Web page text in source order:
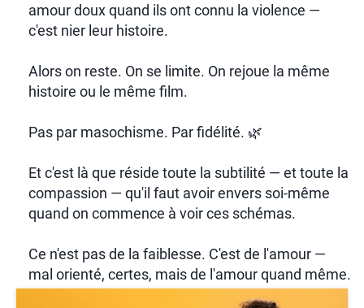
amour doux quand ils ont connu la violence —
c'est nier leur histoire.
Alors on reste. On se limite. On rejoue la même
histoire ou le même film.
Pas par masochisme. Par fidélité. 🌿
Et c'est là que réside toute la subtilité — et toute la
compassion — qu'il faut avoir envers soi-même
quand on commence à voir ces schémas.
Ce n'est pas de la faiblesse. C'est de l'amour —
mal orienté, certes, mais de l'amour quand même.